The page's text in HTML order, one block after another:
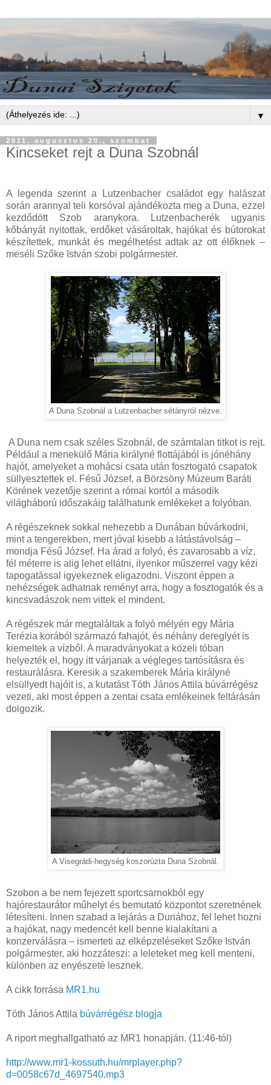
▼
2011. augusztus 20., szombat
Kincseket rejt a Duna Szobnál
A legenda szerint a Lutzenbacher családot egy halászat
során arannyal teli korsóval ajándékozta meg a Duna, ezzel
kezdődött Szob aranykora. Lutzenbacherék ugyanis
kőbányát nyitottak, erdőket vásároltak, hajókat és bútorokat
készítettek, munkát és megélhetést adtak az ott élőknek –
meséli Szőke István szobi polgármester.
A Duna Szobnál a Lutzenbacher sétányról nézve.
A Duna nem csak széles Szobnál, de számtalan titkot is rejt.
Például a menekülő Mária királyné flottájából is jónéhány
hajót, amelyeket a mohácsi csata után fosztogató csapatok
süllyesztettek el. Fésű József, a Börzsöny Múzeum Baráti
Körének vezetője szerint a római kortól a második
világháború időszakáig találhatunk emlékeket a folyóban.
A régészeknek sokkal nehezebb a Dunában búvárkodni,
mint a tengerekben, mert jóval kisebb a látástávolság –
mondja Fésű József. Ha árad a folyó, és zavarosabb a víz,
fél méterre is alig lehet ellátni, ilyenkor műszerrel vagy kézi
tapogatással igyekeznek eligazodni. Viszont éppen a
nehézségek adhatnak reményt arra, hogy a fosztogatók és a
kincsvadászok nem vittek el mindent.
A régészek már megtaláltak a folyó mélyén egy Mária
Terézia korából származó fahajót, és néhány dereglyét is
kiemeltek a vízből. A maradványokat a közeli tóban
helyezték el, hogy itt várjanak a végleges tartósításra és
restaurálásra. Keresik a szakemberek Mária királyné
elsüllyedt hajóit is, a kutatást Tóth János Attila búvárrégész
vezeti, aki most éppen a zentai csata emlékeinek feltárásán
dolgozik.
A Visegrádi-hegység koszorúzta Duna Szobnál.
Szobon a be nem fejezett sportcsarnokból egy
hajórestaurátor műhelyt és bemutató központot szeretnének
létesíteni. Innen szabad a lejárás a Dunához, fel lehet hozni
a hajókat, nagy medencét kell benne kialakítani a
konzerválásra – ismerteti az elképzeléseket Szőke István
polgármester, aki hozzáteszi: a leleteket meg kell menteni,
különben az enyészeté lesznek.
A cikk forrása MR1.hu
Tóth János Attila búvárrégész blogja
A riport meghallgatható az MR1 honapján. (11:46-tól)
http://www.mr1-kossuth.hu/mrplayer.php?
d=0058c67d_4697540.mp3